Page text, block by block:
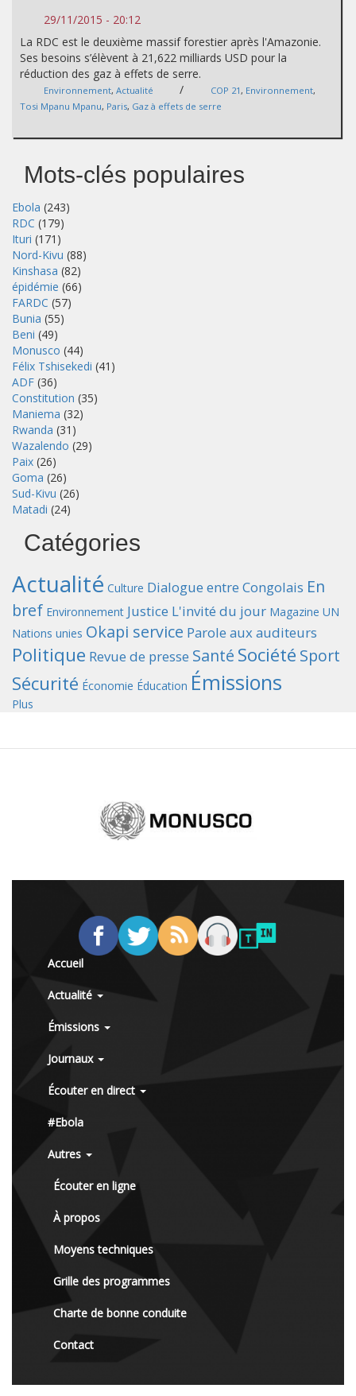
29/11/2015 - 20:12
La RDC est le deuxième massif forestier après l'Amazonie.
Ses besoins s’élèvent à 21,622 milliards USD pour la
réduction des gaz à effets de serre.
Environnement, Actualité / COP 21 , Environnement,
Tosi Mpanu Mpanu, Paris, Gaz à effets de serre
Mots-clés populaires
Ebola (243)
RDC (179)
Ituri (171)
Nord-Kivu (88)
Kinshasa (82)
épidémie (66)
FARDC (57)
Bunia (55)
Beni (49)
Monusco (44)
Félix Tshisekedi (41)
ADF (36)
Constitution (35)
Maniema (32)
Rwanda (31)
Wazalendo (29)
Paix (26)
Goma (26)
Sud-Kivu (26)
Matadi (24)
Catégories
Actualité Culture Dialogue entre Congolais En
bref Environnement Justice L'invité du jour Magazine UN
Nations unies Okapi service Parole aux auditeurs
Politique Revue de presse Santé Société Sport
Sécurité Économie Éducation Émissions
Plus
Accueil
Actualité
Émissions
Journaux
Écouter en direct
#Ebola
Autres
Écouter en ligne
À propos
Moyens techniques
Grille des programmes
Charte de bonne conduite
Contact